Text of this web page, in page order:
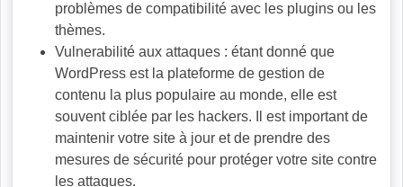
problèmes de compatibilité avec les plugins ou les
thèmes.
Vulnerabilité aux attaques : étant donné que
WordPress est la plateforme de gestion de
contenu la plus populaire au monde, elle est
souvent ciblée par les hackers. Il est important de
maintenir votre site à jour et de prendre des
mesures de sécurité pour protéger votre site contre
les attaques.